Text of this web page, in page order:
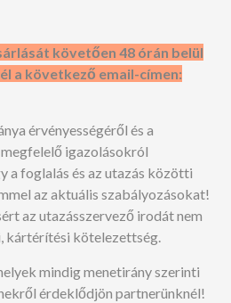
követően 48 órán belül
a következő email-címen:
érvényességéről és a
igazolásokról
a foglalás és az utazás közötti
az aktuális szabályozásokat!
az utazásszervező irodát nem
kártérítési kötelezettség.
mindig menetirány szerinti
érdeklődjön partnerünknél!